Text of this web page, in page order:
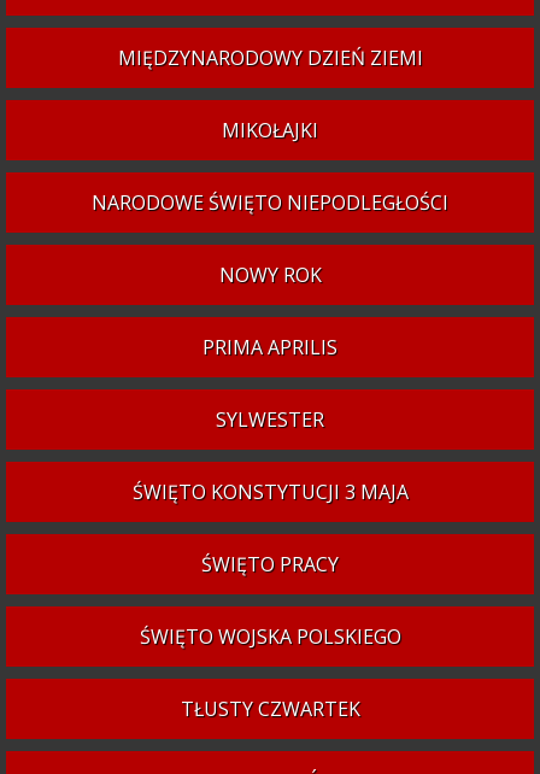
MIĘDZYNARODOWY DZIEŃ ZIEMI
MIKOŁAJKI
NARODOWE ŚWIĘTO NIEPODLEGŁOŚCI
NOWY ROK
PRIMA APRILIS
SYLWESTER
ŚWIĘTO KONSTYTUCJI 3 MAJA
ŚWIĘTO PRACY
ŚWIĘTO WOJSKA POLSKIEGO
TŁUSTY CZWARTEK